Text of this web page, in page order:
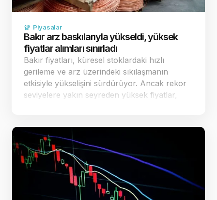
Piyasalar
Bakır arz baskılarıyla yükseldi, yüksek
fiyatlar alımları sınırladı
Bakır fiyatları, küresel stoklardaki hızlı
gerileme ve arz üzerindeki sıkılaşmanın
etkisiyle yükselişini sürdürüyor. Ancak rekor
seviyelere yakın seyreden yüksek fiyatlar,
yol a&ccedi…